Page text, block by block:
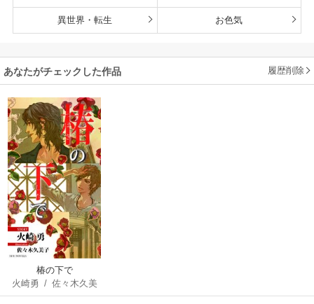
異世界・転生 お色気
あなたがチェックした作品 履歴削除
椿の下で
火崎勇 / 佐々木久美
子